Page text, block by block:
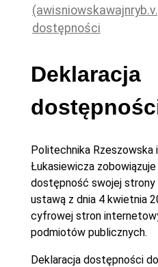
dostępności
Deklaracja
Politechnika Rzeszowska
Łukasiewiczazobowiązuje
dostępność swojej strony
ustawą z dnia 4 kwietnia
cyfrowej stron
podmiotów publicznych.
Deklaracja dostępności